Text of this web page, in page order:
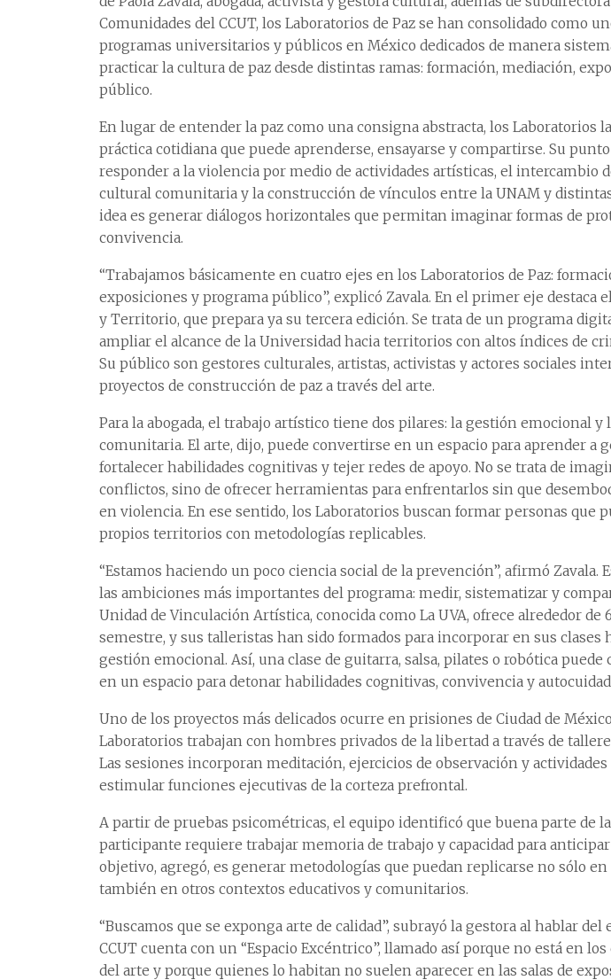
Comunidades del CCUT, los Laboratorios de Paz se han consolidado como
programas universitarios y públicos en México dedicados de manera
practicar la cultura de paz desde distintas ramas: formación, mediación,
público.
En lugar de entender la paz como una consigna abstracta, los Laboratorios
práctica cotidiana que puede aprenderse, ensayarse y compartirse. Su
responder a la violencia por medio de actividades artísticas, el intercambio
cultural comunitaria y la construcción de vínculos entre la UNAM y
idea es generar diálogos horizontales que permitan imaginar formas de
convivencia.
“Trabajamos básicamente en cuatro ejes en los Laboratorios de Paz:
exposiciones y programa público”, explicó Zavala. En el primer eje destaca
y Territorio, que prepara ya su tercera edición. Se trata de un programa
ampliar el alcance de la Universidad hacia territorios con altos índices de
Su público son gestores culturales, artistas, activistas y actores sociales
proyectos de construcción de paz a través del arte.
Para la abogada, el trabajo artístico tiene dos pilares: la gestión emocional y
comunitaria. El arte, dijo, puede convertirse en un espacio para aprender a
fortalecer habilidades cognitivas y tejer redes de apoyo. No se trata de
conflictos, sino de ofrecer herramientas para enfrentarlos sin que
en violencia. En ese sentido, los Laboratorios buscan formar personas que
propios territorios con metodologías replicables.
“Estamos haciendo un poco ciencia social de la prevención”, afirmó Zavala.
las ambiciones más importantes del programa: medir, sistematizar y
Unidad de Vinculación Artística, conocida como La UVA, ofrece alrededor de
semestre, y sus talleristas han sido formados para incorporar en sus clases
gestión emocional. Así, una clase de guitarra, salsa, pilates o robótica
en un espacio para detonar habilidades cognitivas, convivencia y
Uno de los proyectos más delicados ocurre en prisiones de Ciudad de
Laboratorios trabajan con hombres privados de la libertad a través de
Las sesiones incorporan meditación, ejercicios de observación y actividades
estimular funciones ejecutivas de la corteza prefrontal.
A partir de pruebas psicométricas, el equipo identificó que buena parte de
participante requiere trabajar memoria de trabajo y capacidad para anticipar
objetivo, agregó, es generar metodologías que puedan replicarse no sólo en
también en otros contextos educativos y comunitarios.
“Buscamos que se exponga arte de calidad”, subrayó la gestora al hablar del
CCUT cuenta con un “Espacio Excéntrico”, llamado así porque no está en
del arte y porque quienes lo habitan no suelen aparecer en las salas de